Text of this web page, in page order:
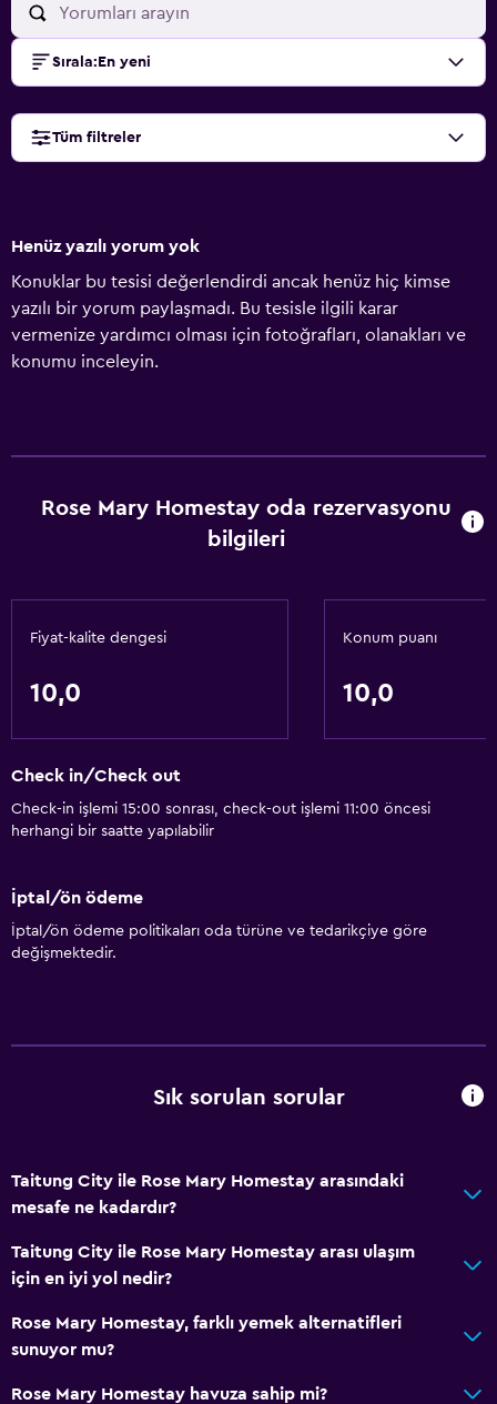
Sırala: En yeni
Tüm filtreler
Henüz yazılı yorum yok
Konuklar bu tesisi değerlendirdi ancak henüz hiç kimse
yazılı bir yorum paylaşmadı. Bu tesisle ilgili karar
vermenize yardımcı olması için fotoğrafları, olanakları ve
konumu inceleyin.
Rose Mary Homestay oda rezervasyonu
bilgileri
Fiyat-kalite dengesi
10,0
Konum puanı
10,0
Check in/Check out
Check-in işlemi 15:00 sonrası, check-out işlemi 11:00 öncesi
herhangi bir saatte yapılabilir
İptal/ön ödeme
İptal/ön ödeme politikaları oda türüne ve tedarikçiye göre
değişmektedir.
Sık sorulan sorular
Taitung City ile Rose Mary Homestay arasındaki
mesafe ne kadardır?
Taitung City ile Rose Mary Homestay arası ulaşım
için en iyi yol nedir?
Rose Mary Homestay, farklı yemek alternatifleri
sunuyor mu?
Rose Mary Homestay havuza sahip mi?